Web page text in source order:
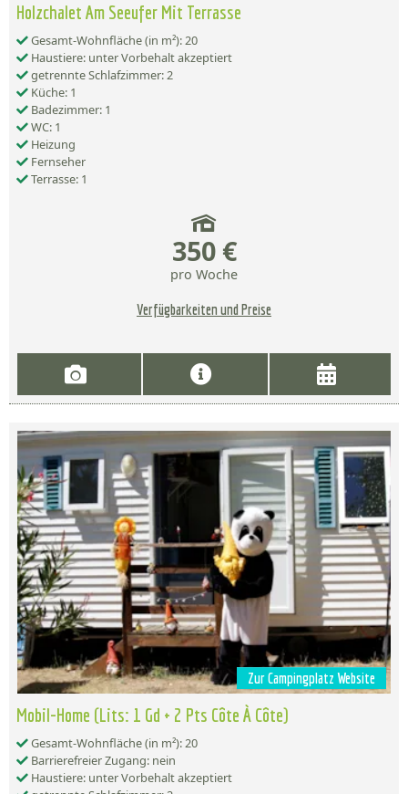
Holzchalet Am Seeufer Mit Terrasse
Gesamt-Wohnfläche (in m²): 20
Haustiere: unter Vorbehalt akzeptiert
getrennte Schlafzimmer: 2
Küche: 1
Badezimmer: 1
WC: 1
Heizung
Fernseher
Terrasse: 1
350 €
pro Woche
Verfügbarkeiten und Preise
Zur Campingplatz Website
Mobil-Home (Lits: 1 Gd + 2 Pts Côte À Côte)
Gesamt-Wohnfläche (in m²): 20
Barrierefreier Zugang: nein
Haustiere: unter Vorbehalt akzeptiert